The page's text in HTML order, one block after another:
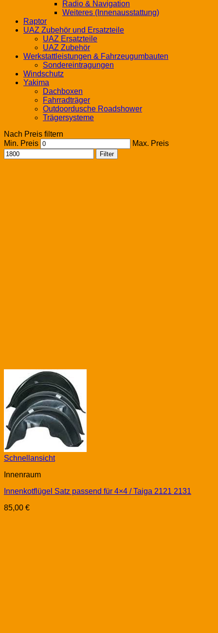
Radio & Navigation
Weiteres (Innenausstattung)
Raptor
UAZ Zubehör und Ersatzteile
UAZ Ersatzteile
UAZ Zubehör
Werkstattleistungen & Fahrzeugumbauten
Sondereintragungen
Windschutz
Yakima
Dachboxen
Fahrradträger
Outdoordusche Roadshower
Trägersysteme
Nach Preis filtern
Min. Preis
Max. Preis
Filter
Schnellansicht
Innenraum
Innenkotflügel Satz passend für 4×4 / Taiga 2121 2131
85,00 €